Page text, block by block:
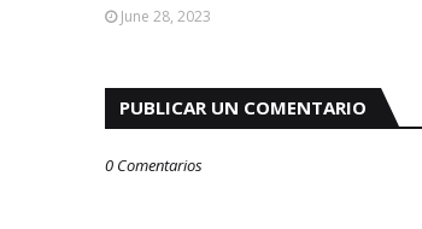
June 28, 2023
PUBLICAR UN COMENTARIO
0 Comentarios